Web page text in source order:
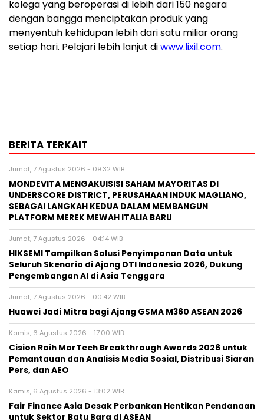
kolega yang beroperasi di lebih dari 150 negara
dengan bangga menciptakan produk yang
menyentuh kehidupan lebih dari satu miliar orang
setiap hari. Pelajari lebih lanjut diwww.lixil.com.
BERITA TERKAIT
Jumat, 7 Agustus 2026 - 09:32 WIB
MONDEVITA MENGAKUISISI SAHAM MAYORITAS DI
UNDERSCORE DISTRICT, PERUSAHAAN INDUK MAGLIANO,
SEBAGAI LANGKAH KEDUA DALAM MEMBANGUN
PLATFORM MEREK MEWAH ITALIA BARU
Jumat, 7 Agustus 2026 - 04:14 WIB
HIKSEMI Tampilkan Solusi Penyimpanan Data untuk
Seluruh Skenario di Ajang DTI Indonesia 2026, Dukung
Pengembangan AI di Asia Tenggara
Jumat, 7 Agustus 2026 - 00:42 WIB
Huawei Jadi Mitra bagi Ajang GSMA M360 ASEAN 2026
Kamis, 6 Agustus 2026 - 17:00 WIB
Cision Raih MarTech Breakthrough Awards 2026 untuk
Pemantauan dan Analisis Media Sosial, Distribusi Siaran
Pers, dan AEO
Kamis, 6 Agustus 2026 - 13:02 WIB
Fair Finance Asia Desak Perbankan Hentikan Pendanaan
untuk Sektor Batu Bara di ASEAN